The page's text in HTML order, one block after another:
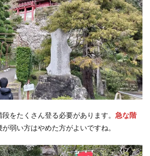
をたくさん登る必要があります。 急な階
弱い方はやめた方がよいですね。